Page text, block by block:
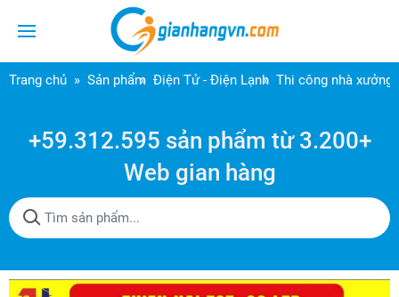
Trang chủ Sản phẩm Điện Tử - Điện Lạnh Thi công nhà xưởng
+59.312.595 sản phẩm từ 3.200+
Web gian hàng